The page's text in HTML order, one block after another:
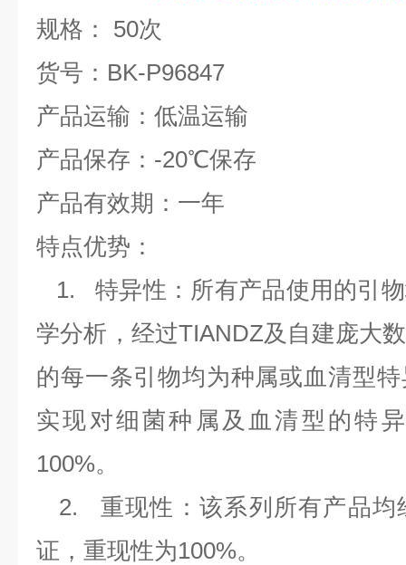
规格：
50次
货号： BK-P96847
产品运输：低温运输
产品保存： -20℃保存
产品有效期：一年
特点优势：
1. 特异性：所有产品使用的引
学分析，经过TIANDZ及自建庞大
的每一条引物均为种属或血清型
实现对细菌种属及血清型的特
100%。
2. 重现性：该系列所有产品
证，重现性为100%。